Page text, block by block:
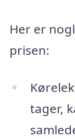
Her er
prisen:
tager,